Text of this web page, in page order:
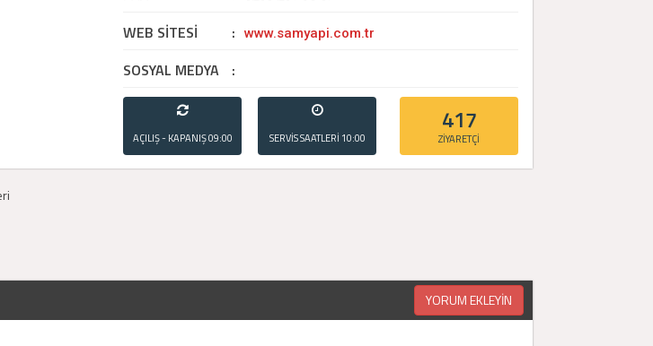
WEB SİTESİ : www.samyapi.com.tr
SOSYAL MEDYA :
AÇILIŞ - KAPANIŞ09:00
- 21:00
SERVİS SAATLERİ 10:00
- 20:00
417
ZİYARETÇİ
YORUM EKLEYİN